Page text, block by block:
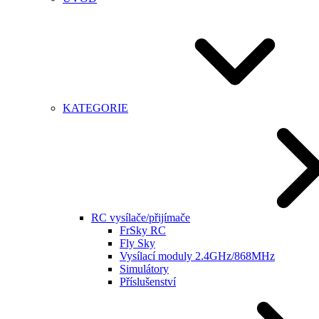
KATEGORIE
RC vysílače/přijímače
FrSky RC
Fly Sky
Vysílací moduly 2.4GHz/868MHz
Simulátory
Příslušenství